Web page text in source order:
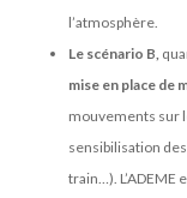
l’atmosphère.
Le scénario B,
mise en place de
mouvements sur
sensibilisation
train…).